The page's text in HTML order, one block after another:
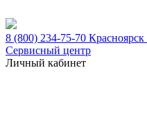
8 (800) 234-75-70 Красноярск
Сервисный центр
Личный кабинет